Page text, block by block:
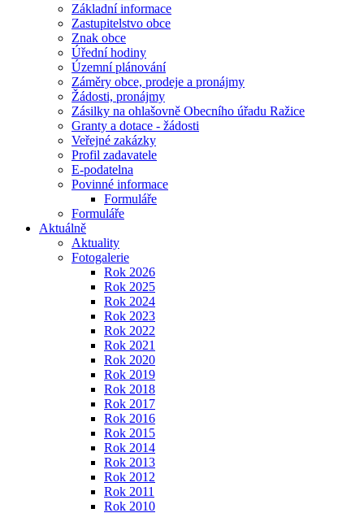
Základní informace
Zastupitelstvo obce
Znak obce
Úřední hodiny
Územní plánování
Záměry obce, prodeje a pronájmy
Žádosti, pronájmy
Zásilky na ohlašovně Obecního úřadu Ražice
Granty a dotace - žádosti
Veřejné zakázky
Profil zadavatele
E-podatelna
Povinné informace
Formuláře
Formuláře
Aktuálně
Aktuality
Fotogalerie
Rok 2026
Rok 2025
Rok 2024
Rok 2023
Rok 2022
Rok 2021
Rok 2020
Rok 2019
Rok 2018
Rok 2017
Rok 2016
Rok 2015
Rok 2014
Rok 2013
Rok 2012
Rok 2011
Rok 2010